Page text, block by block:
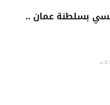
بسلطنة عمان ..